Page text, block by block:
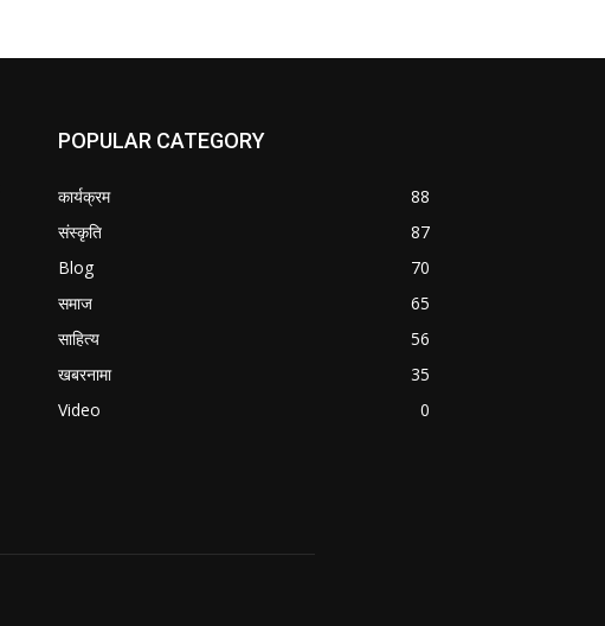
POPULAR CATEGORY
कार्यक्रम
88
संस्कृति
87
Blog
70
समाज
65
साहित्य
56
खबरनामा
35
Video
0